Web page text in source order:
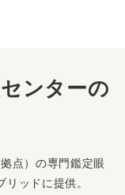
ンターの
点）の専門鑑定眼
ッドに提供。